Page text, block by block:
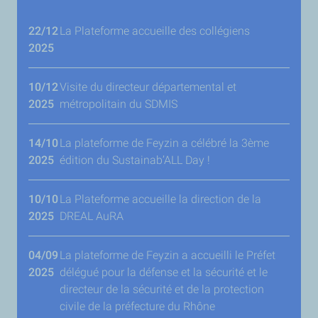
22/12
2025
La Plateforme accueille des collégiens
10/12
2025
Visite du directeur départemental et
métropolitain du SDMIS
14/10
2025
La plateforme de Feyzin a célébré la 3ème
édition du Sustainab’ALL Day !
10/10
2025
La Plateforme accueille la direction de la
DREAL AuRA
04/09
2025
La plateforme de Feyzin a accueilli le Préfet
délégué pour la défense et la sécurité et le
directeur de la sécurité et de la protection
civile de la préfecture du Rhône